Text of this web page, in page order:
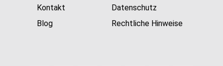
Kontakt
Blog
Datenschutz
Rechtliche Hinweise